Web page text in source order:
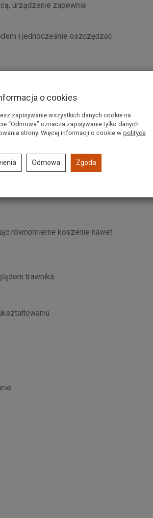
urządzenie zapewnia
i jednocześnie oszczędzać
i dokładne koszenie całego
ścieżki i gwarantując
co znacząco poprawia
równomierne koszenie nawet
trawnika.
o cookies
zapisywanie wszystkich danych cookie na
“Odmowa” oznacza zapisywanie tylko danych
strony. Więcej informacji o cookie w polityce
Odmowa Zgoda